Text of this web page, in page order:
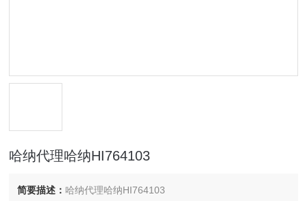
哈纳代理哈纳HI764103
简要描述： 哈纳代理哈纳HI764103